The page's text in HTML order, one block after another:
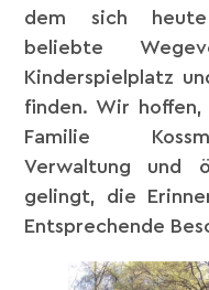
dem sich heute
beliebte
Kinderspielplatz
finden. Wir hoffen,
Familie
Verwaltung und
gelingt, die
Entsprechende